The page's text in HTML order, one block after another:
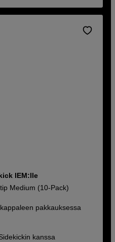
IEM:lle
Medium (10-Pack)
pakkauksessa
kanssa